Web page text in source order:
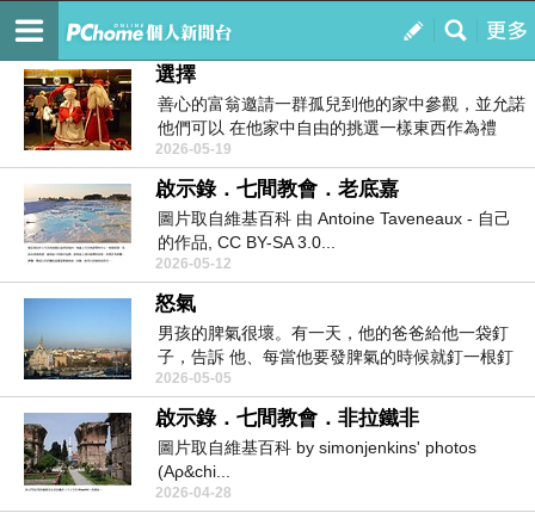
我的
訂閱
繞著地球跑
選擇
善心的富翁邀請一群孤兒到他的家中參觀，並允諾
他們可以 在他家中自由的挑選一樣東西作為禮
物，於是每個...
2026-05-19
啟示錄．七間教會．老底嘉
圖片取自維基百科 由 Antoine Taveneaux - 自己
的作品, CC BY-SA 3.0...
2026-05-12
怒氣
男孩的脾氣很壞。有一天，他的爸爸給他一袋釘
子，告訴 他、每當他要發脾氣的時候就釘一根釘
子在後花園的...
2026-05-05
啟示錄．七間教會．非拉鐵非
圖片取自維基百科 by simonjenkins' photos
(Αρ&chi...
2026-04-28